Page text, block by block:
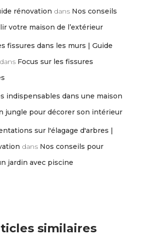
rénovation dans Nos conseils
votre maison de l’extérieur
fissures dans les murs | Guide
dans Focus sur les fissures
indispensables dans une maison
jungle pour décorer son intérieur
sur l'élagage d'arbres |
dans Nos conseils pour
jardin avec piscine
similaires